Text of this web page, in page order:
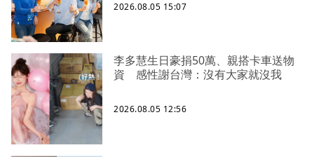
2026.08.05 15:07
李多慧生日豪捐50萬、親搭卡車送物
資 感性謝台灣：沒有大家就沒我
2026.08.05 12:56